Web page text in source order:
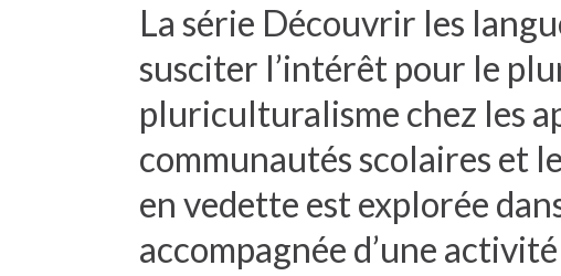
La série Découvrir les
susciter l’intérêt pour le
pluriculturalisme chez les
communautés scolaires et
en vedette est explorée
accompagnée d’une